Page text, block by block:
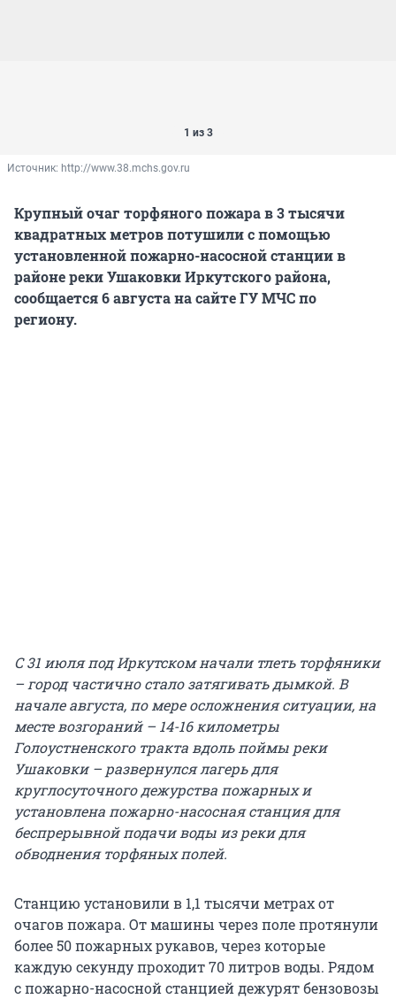
1 из 3
Источник: http://www.38.mchs.gov.ru
Крупный очаг торфяного пожара в 3 тысячи
квадратных метров потушили с помощью
установленной пожарно-насосной станции в
районе реки Ушаковки Иркутского района,
сообщается 6 августа на сайте ГУ МЧС по
региону.
С 31 июля под Иркутском начали тлеть торфяники
– город частично стало затягивать дымкой. В
начале августа, по мере осложнения ситуации, на
месте возгораний – 14-16 километры
Голоустненского тракта вдоль поймы реки
Ушаковки – развернулся лагерь для
круглосуточного дежурства пожарных и
установлена пожарно-насосная станция для
беспрерывной подачи воды из реки для
обводнения торфяных полей.
Станцию установили в 1,1 тысячи метрах от
очагов пожара. От машины через поле протянули
более 50 пожарных рукавов, через которые
каждую секунду проходит 70 литров воды. Рядом
с пожарно-насосной станцией дежурят бензовозы